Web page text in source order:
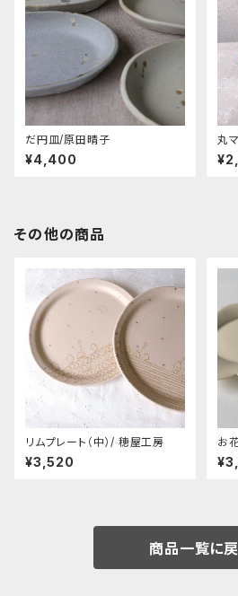
だ円皿/原田晴子
¥4,400
丸
その他の商品
リムプレート（中）/ 穂屋工房
¥3,520
お
商品一覧に